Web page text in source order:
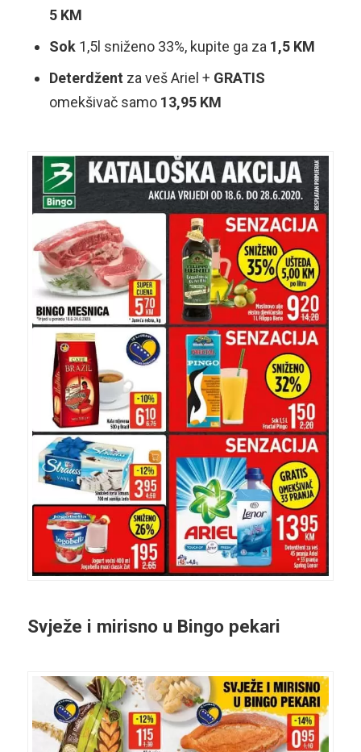
5 KM
Sok1,5l sniženo 33%, kupite ga za 1,5 KM
Deterdžent za veš Ariel + GRATIS
omekšivač samo 13,95 KM
Svježe i mirisno u Bingo pekari